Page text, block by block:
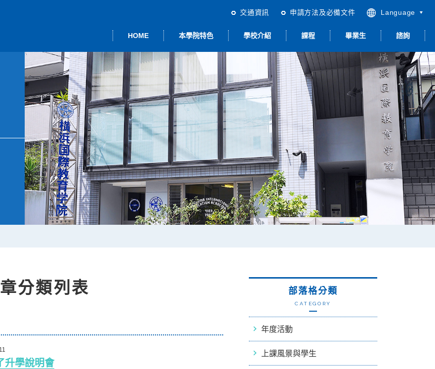
交通資訊 申請方法及必備文件
Language
English
简体中文
HOME 本學院特色
本學院的教學 升學與就職 品質管理 & ISO
學校介紹
行事曆 留學生活 關於住宿
課程
＜留學簽
大學院進修班
綜合日本語＜留學以
外＞
就職輔導
其他課程
畢業生 諮詢
分類列表
升學說明會
部落格分類
CATEGORY
年度活動
上課風景與學生